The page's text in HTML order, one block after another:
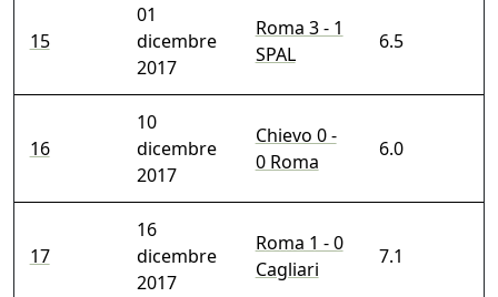
15
01
dicembre
2017
Roma 3 - 1
SPAL
6.5
16
10
dicembre
2017
Chievo 0 -
0 Roma
6.0
17
16
dicembre
2017
Roma 1 - 0
Cagliari
7.1